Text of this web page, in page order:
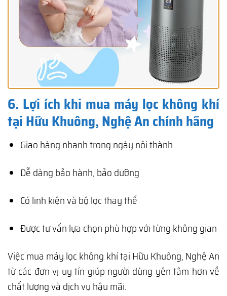
6. Lợi ích khi mua máy lọc không khí
tại Hữu Khuông, Nghệ An chính hãng
Giao hàng nhanh trong ngày nội thành
Dễ dàng bảo hành, bảo dưỡng
Có linh kiện và bộ lọc thay thế
Được tư vấn lựa chọn phù hợp với từng không gian
Việc mua máy lọc không khí tại Hữu Khuông, Nghệ An
từ các đơn vị uy tín giúp người dùng yên tâm hơn về
chất lượng và dịch vụ hậu mãi.